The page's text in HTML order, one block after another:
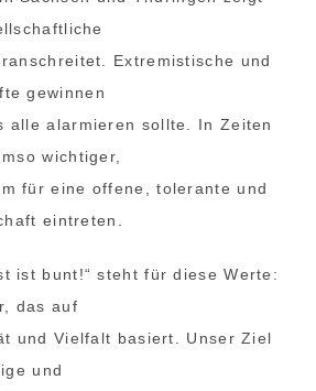
Extremistische und
gewinnen
alle alarmieren sollte. In Zeiten
wichtiger,
für eine offene, tolerante und
eintreten.
ist bunt!“ steht für diese Werte:
das auf
und Vielfalt basiert. Unser Ziel
und